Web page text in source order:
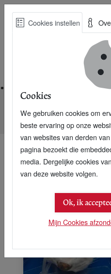
Skip
Best Practices voor een
Nieuwsarchief
Cookies instellen
Cookies
We gebruiken cookies om
beste ervaring op onze
van websites van derden
pagina bezoekt die
media. Dergelijke cookies
van deze website volgen.
Ok, ik
Mijn Cookies